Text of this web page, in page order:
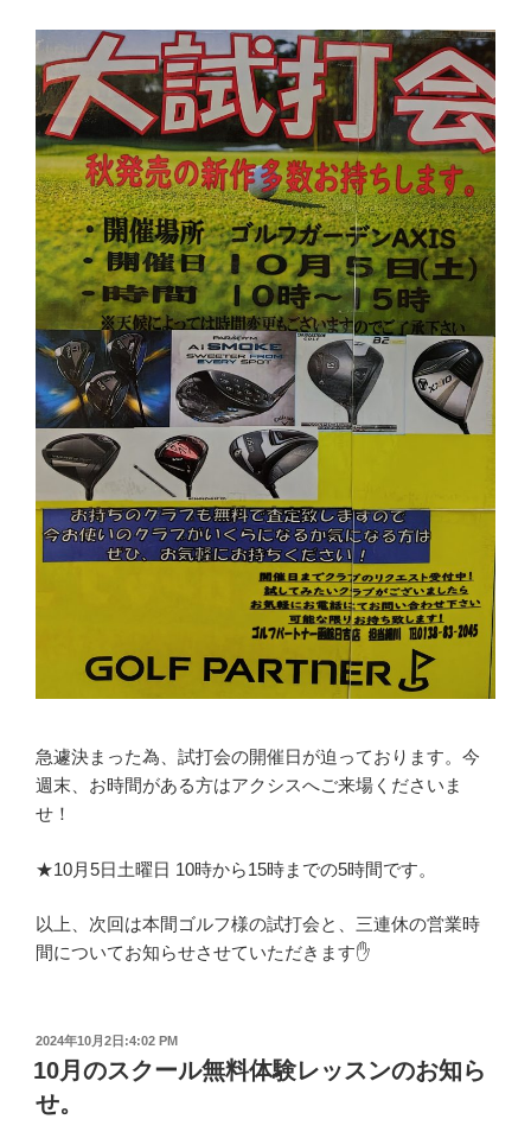
急遽決まった為、試打会の開催日が迫っております。今
週末、お時間がある方はアクシスへご来場くださいま
せ！
★10月5日土曜日 10時から15時までの5時間です。
以上、次回は本間ゴルフ様の試打会と、三連休の営業時
間についてお知らせさせていただきます✋
投
稿
日:
2024年10月2日:4:02 PM
10月のスクール無料体験レッスンのお知ら
せ。